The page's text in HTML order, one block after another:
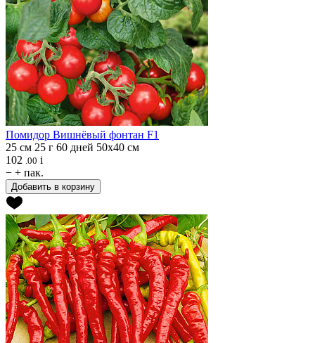
Помидор Вишнёвый фонтан F1
25 см 25 г 60 дней 50х40 см
102 .00 i
− + пак.
Добавить в корзину